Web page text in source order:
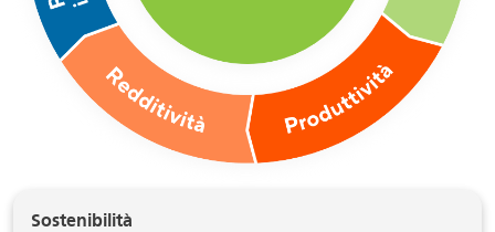
Sostenibilità